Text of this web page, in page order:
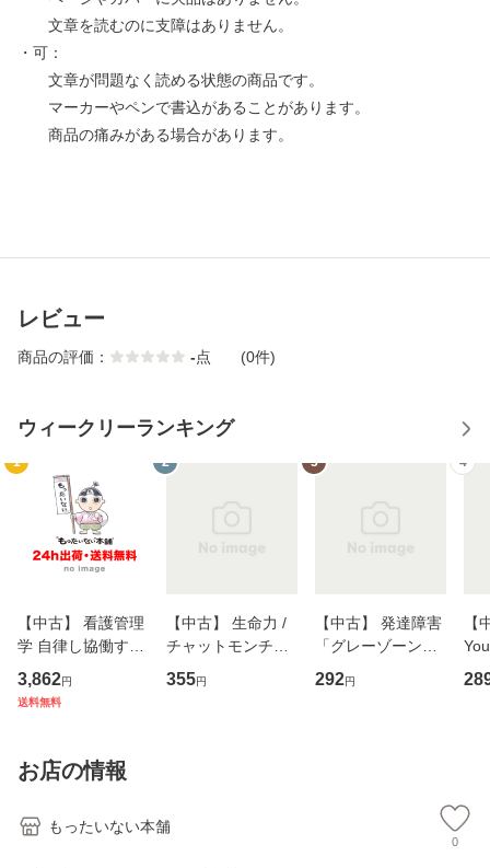
文章を読むのに支障はありません。
・可：
文章が問題なく読める状態の商品です。
マーカーやペンで書込があることがあります。
商品の痛みがある場合があります。
レビュー
商品の評価： -点 (0件)
ウィークリーランキング
1
【中古】 看護管理
学 自律し協働する
専門職の看護マネ
ジメントスキル 改
恵 藤本幸三 / 南江
堂 [単行
3,862円
送料無料
2
【中古】 生命力 /
チャットモンチー /
キューンレコード
[CD]【メール便送
355円
3
【中古】 発達障害
「グレーゾーン」
その正しい理解と
克服法 (SB新書 57
292円
4
【
のが
お店の情報
もったいない本舗
0